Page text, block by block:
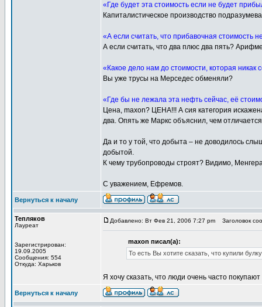
«Где будет эта стоимость если не будет
Капиталистическое производство
«А если считать, что прибавочная стоимость
А если считать, что два плюс два пять?
«Какое дело нам до стоимости, которая никак
Вы уже трусы на Мерседес обменяли?
«Где бы не лежала эта нефть сейчас, её
Цена, maxon? ЦЕНА!!! А сия категория
два. Опять же Маркс объяснил, чем
Да и то у той, что добыта – не доводилось
добытой.
К чему трубопроводы строят? Видимо,
С уважением, Ефремов.
Вернуться к началу
Тепляков
Лауреат
Зарегистрирован:
19.09.2005
Сообщения: 554
Откуда: Харьков
Добавлено: Вт Фев 21, 2006 7:27 pm Заголовок
maxon писал(а):
То есть Вы хотите сказать, что купили
Я хочу сказать, что люди очень часто
Вернуться к началу